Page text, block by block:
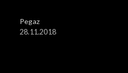
Pegaz
28.11.2018